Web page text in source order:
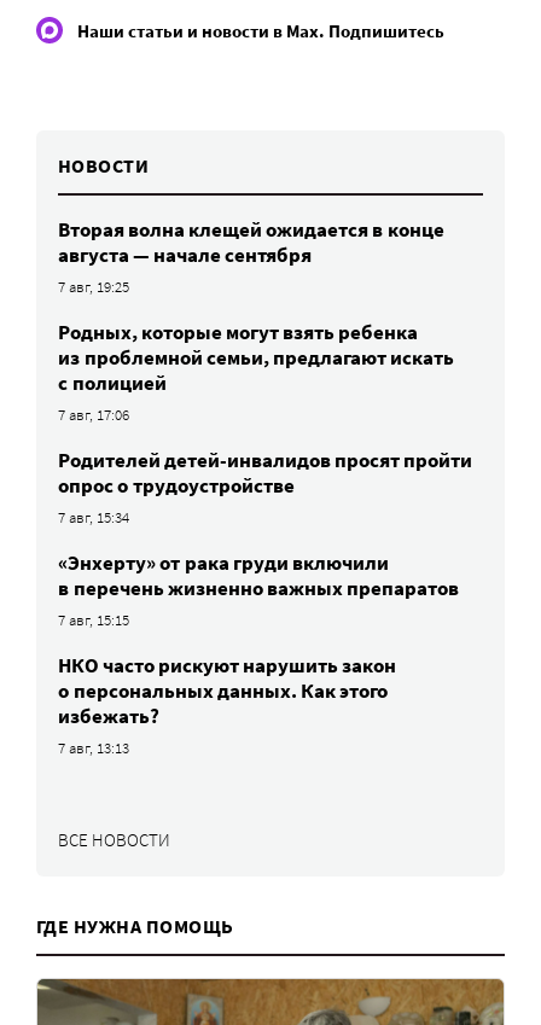
Наши статьи и новости в Max. Подпишитесь
НОВОСТИ
Вторая волна клещей ожидается в конце
августа — начале сентября
7 авг, 19:25
Родных, которые могут взять ребенка
из проблемной семьи, предлагают искать
с полицией
7 авг, 17:06
Родителей детей-инвалидов просят пройти
опрос о трудоустройстве
7 авг, 15:34
«Энхерту» от рака груди включили
в перечень жизненно важных препаратов
7 авг, 15:15
НКО часто рискуют нарушить закон
о персональных данных. Как этого
избежать?
7 авг, 13:13
ВСЕ НОВОСТИ
ГДЕ НУЖНА ПОМОЩЬ